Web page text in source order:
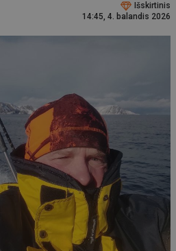
Išskirtinis
14:45, 4. balandis 2026